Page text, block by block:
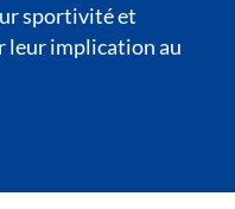
sportivité et
leur implication au